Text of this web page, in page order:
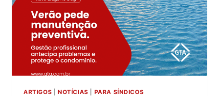
ARTIGOS NOTÍCIAS PARA SÍNDICOS